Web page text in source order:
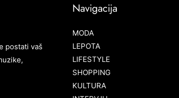
postati vaš
Navigacija
MODA
LEPOTA
LIFESTYLE
SHOPPING
KULTURA